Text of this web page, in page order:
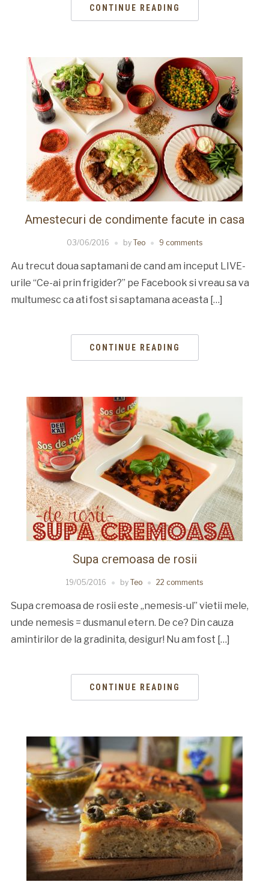
CONTINUE READING
Amestecuri de condimente facute in casa
03/06/2016 by Teo 9 comments
Au trecut doua saptamani de cand am inceput LIVE-
urile “Ce-ai prin frigider?” pe Facebook si vreau sa va
multumesc ca ati fost si saptamana aceasta […]
CONTINUE READING
Supa cremoasa de rosii
19/05/2016 by Teo 22 comments
Supa cremoasa de rosii este „nemesis-ul” vietii mele,
unde nemesis = dusmanul etern. De ce? Din cauza
amintirilor de la gradinita, desigur! Nu am fost […]
CONTINUE READING